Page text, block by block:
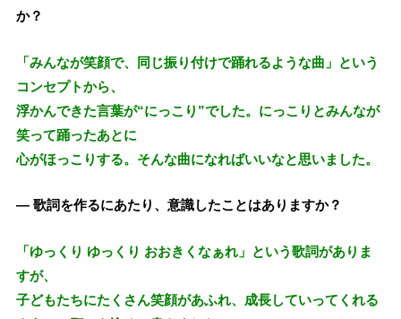
か？
「みんなが笑顔で、同じ振り付けで踊れるような曲」という
コンセプトから、
浮かんできた言葉が“にっこり”でした。にっこりとみんなが
笑って踊ったあとに
心がほっこりする。そんな曲になればいいなと思いました。
— 歌詞を作るにあたり、意識したことはありますか？
「ゆっくり ゆっくり おおきくなぁれ」という歌詞がありま
すが、
子どもたちにたくさん笑顔があふれ、成長していってくれる